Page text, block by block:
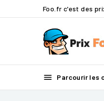
Foo.fr c'est des
 Parcourir les